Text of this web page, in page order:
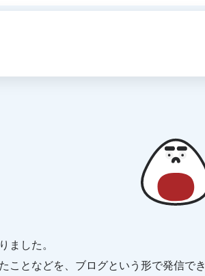
ました。
ことなどを、ブログという形で発信でき